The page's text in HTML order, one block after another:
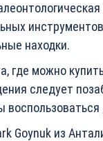
находки.
где можно
следует
Goynuk из